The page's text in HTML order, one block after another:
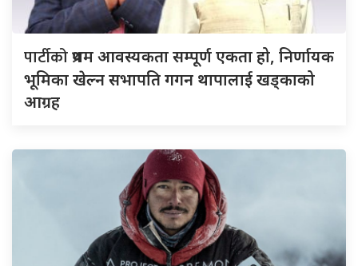
पार्टीकोप्रथम आवस्यकता सम्पूर्ण एकता हो, निर्णायक
भूमिका खेल्न सभापति गगन थापालाई खड्काको
आग्रह